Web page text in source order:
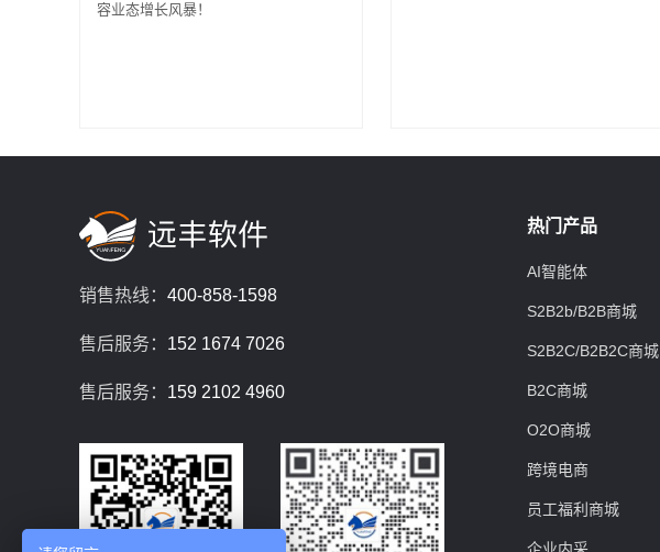
容业态增长风暴！
销售热线： 400-858-1598
售后服务： 152 1674 7026
售后服务： 159 2102 4960
热门产品
AI智能体
S2B2b/B2B商城
S2B2C/B2B2C商城
B2C商城
O2O商城
跨境电商
员工福利商城